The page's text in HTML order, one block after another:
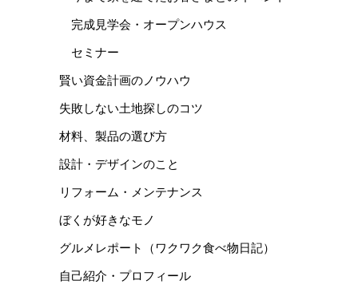
完成見学会・オープンハウス
セミナー
賢い資金計画のノウハウ
失敗しない土地探しのコツ
材料、製品の選び方
設計・デザインのこと
リフォーム・メンテナンス
ぼくが好きなモノ
グルメレポート（ワクワク食べ物日記）
自己紹介・プロフィール